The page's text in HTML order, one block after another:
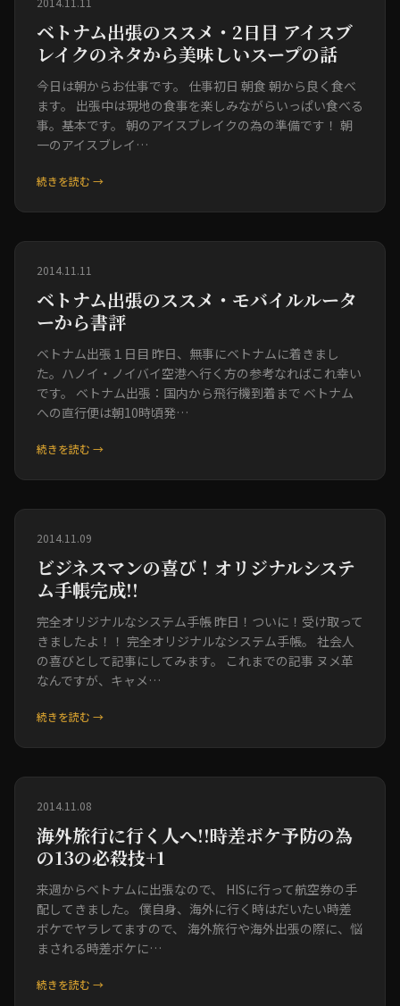
ベトナム出張のススメ・2日目 アイスブ
レイクのネタから美味しいスープの話
今日は朝からお仕事です。 仕事初日 朝食 朝から良く食べ
ます。 出張中は現地の食事を楽しみながらいっぱい食べる
事。基本です。 朝のアイスブレイクの為の準備です！ 朝
一のアイスブレイ…
続きを読む →
2014.11.11
ベトナム出張のススメ・モバイルルータ
ーから書評
ベトナム出張１日目 昨日、無事にベトナムに着きまし
た。ハノイ・ノイバイ空港へ行く方の参考なればこれ幸い
です。 ベトナム出張：国内から飛行機到着まで ベトナム
への直行便は朝10時頃発…
続きを読む →
2014.11.09
ビジネスマンの喜び！オリジナルシステ
ム手帳完成!!
完全オリジナルなシステム手帳 昨日！ついに！受け取って
きましたよ！！ 完全オリジナルなシステム手帳。 社会人
の喜びとして記事にしてみます。 これまでの記事 ヌメ革
なんですが、キャメ…
続きを読む →
2014.11.08
海外旅行に行く人へ!!時差ボケ予防の為
の13の必殺技+1
来週からベトナムに出張なので、 HISに行って航空券の手
配してきました。 僕自身、海外に行く時はだいたい時差
ボケでヤラレてますので、 海外旅行や海外出張の際に、悩
まされる時差ボケに…
続きを読む →